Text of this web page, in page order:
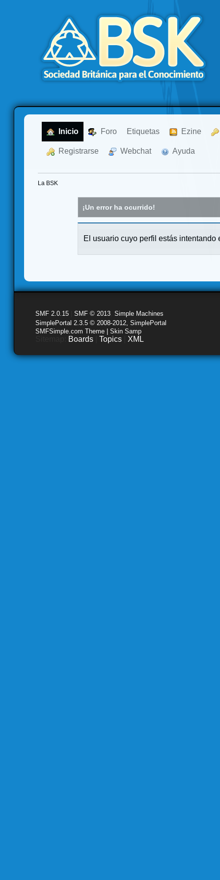
Inicio Foro Etiquetas Ezine
Registrarse Webchat Ayuda
La BSK
¡Un error ha ocurrido!
El usuario cuyo perfil estás intentando
SMF 2.0.15 SMF © 2013 Simple Machines
SimplePortal 2.3.5 © 2008-2012, SimplePortal
SMFSimple.com Theme | Skin Samp
Boards Topics XML